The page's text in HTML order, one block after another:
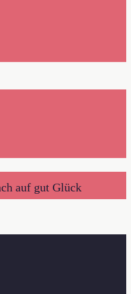
auf gut Glück